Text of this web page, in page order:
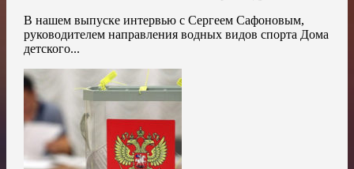
В нашем выпуске интервью с Сергеем Сафоновым,
руководителем направления водных видов спорта Дома
детского...